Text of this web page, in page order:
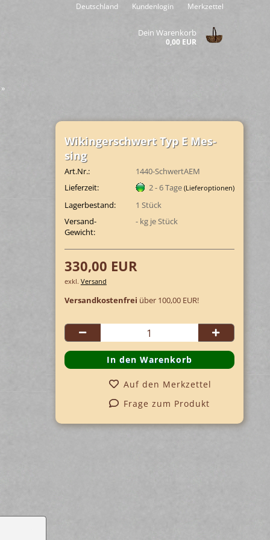
Deutschland Kundenlogin Merkzettel
Dein Warenkorb
0,00 EUR
»
Wi­kin­ger­schwert Typ E Mes­
sing
Art.Nr.:
1440-SchwertAEM
Lieferzeit:
2 - 6 Tage (Lieferoptionen)
Lagerbestand: 1 Stück
Versand-
Gewicht:
-kg je Stück
330,00 EUR
exkl. Versand
Versandkostenfrei über 100,00 EUR!
Auf den Merkzettel
Frage zum Produkt